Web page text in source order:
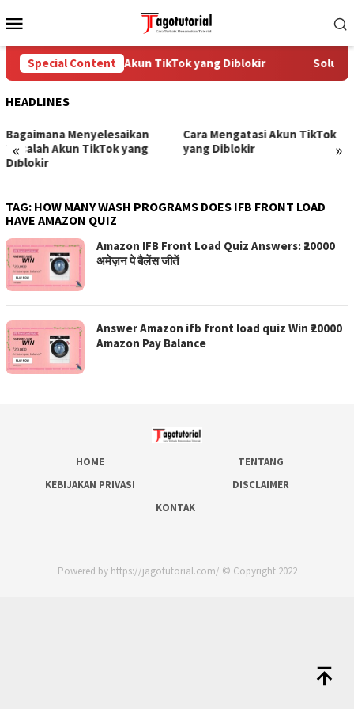
to
Menu
Special Content
Cara Mengatasi Akun TikTok yang Diblokir Solusi
HEADLINES
« »
Bagaimana Menyelesaikan
Masalah Akun TikTok yang
Diblokir
Cara Mengatasi Akun TikTok
yang Diblokir
TAG: HOW MANY WASH PROGRAMS DOES IFB FRONT LOAD
HAVE AMAZON QUIZ
Amazon IFB Front Load Quiz Answers: ₹20000
अमेज़न पे बैलेंस जीतें
Answer Amazon ifb front load quiz Win ₹20000
Amazon Pay Balance
HOME
TENTANG
KEBIJAKAN PRIVASI
DISCLAIMER
KONTAK
Powered by https://jagotutorial.com/ © Copyright 2022